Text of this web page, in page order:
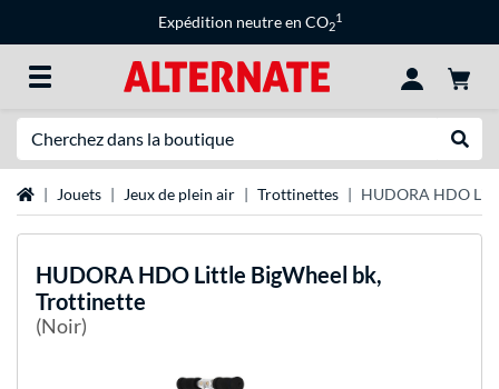
Expédition neutre en CO2
1
Page d'accueil
Jouets Jeux de plein air Trottinettes HUDORA HDO
HUDORA HDO Little BigWheel bk,
Trottinette
(Noir)